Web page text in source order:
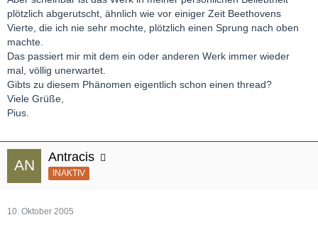
plötzlich abgerutscht, ähnlich wie vor einiger Zeit Beethovens
Vierte, die ich nie sehr mochte, plötzlich einen Sprung nach oben
machte.
Das passiert mir mit dem ein oder anderen Werk immer wieder
mal, völlig unerwartet.
Gibts zu diesem Phänomen eigentlich schon einen thread?
Viele Grüße,
Pius.
Antracis
INAKTIV
10. Oktober 2005